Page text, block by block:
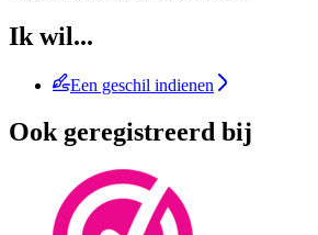
Ik wil...
Een geschil indienen
Ook geregistreerd bij